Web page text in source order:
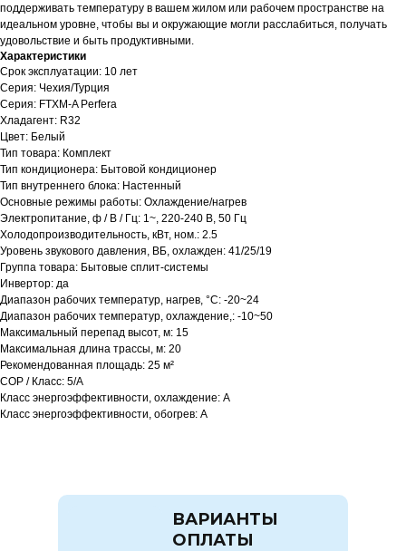
поддерживать температуру в вашем жилом или рабочем пространстве на
идеальном уровне, чтобы вы и окружающие могли расслабиться, получать
удовольствие и быть продуктивными.
Характеристики
Срок эксплуатации: 10 лет
Серия: Чехия/Турция
Серия: FTXM-A Perfera
Хладагент: R32
Цвет: Белый
Тип товара: Комплект
Тип кондиционера: Бытовой кондиционер
Тип внутреннего блока: Настенный
Основные режимы работы: Охлаждение/нагрев
Электропитание, ф / В / Гц: 1~, 220-240 В, 50 Гц
Холодопроизводительность, кВт, ном.: 2.5
Уровень звукового давления, ВБ, охлажден: 41/25/19
Группа товара: Бытовые сплит-системы
Инвертор: да
Диапазон рабочих температур, нагрев, °C: -20~24
Диапазон рабочих температур, охлаждение,: -10~50
Максимальный перепад высот, м: 15
Максимальная длина трассы, м: 20
Рекомендованная площадь: 25 м²
COP / Класс: 5/A
Класс энергоэффективности, охлаждение: A
Класс энергоэффективности, обогрев: A
ВАРИАНТЫ
ОПЛАТЫ